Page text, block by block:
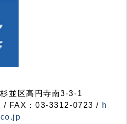
並区高円寺南3-3-1
/ FAX：03-3312-0723 / h